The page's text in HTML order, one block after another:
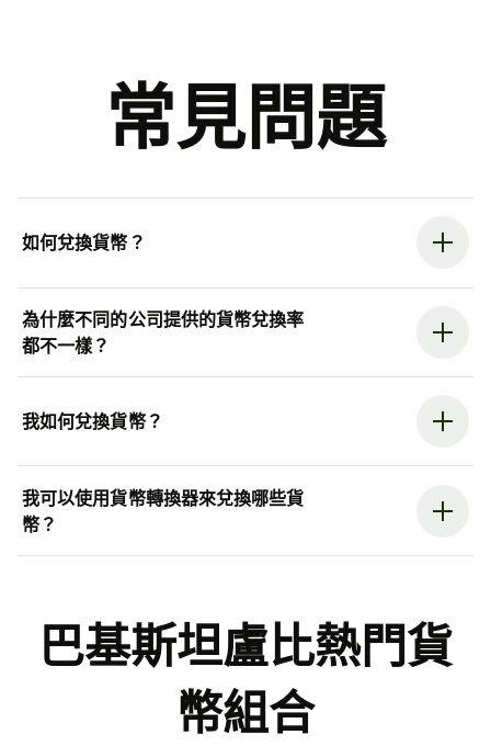
常見問題
如何兌換貨幣？
為什麼不同的公司提供的貨幣兌換率
都不一樣？
我如何兌換貨幣？
我可以使用貨幣轉換器來兌換哪些貨
幣？
巴基斯坦盧比熱門貨
幣組合